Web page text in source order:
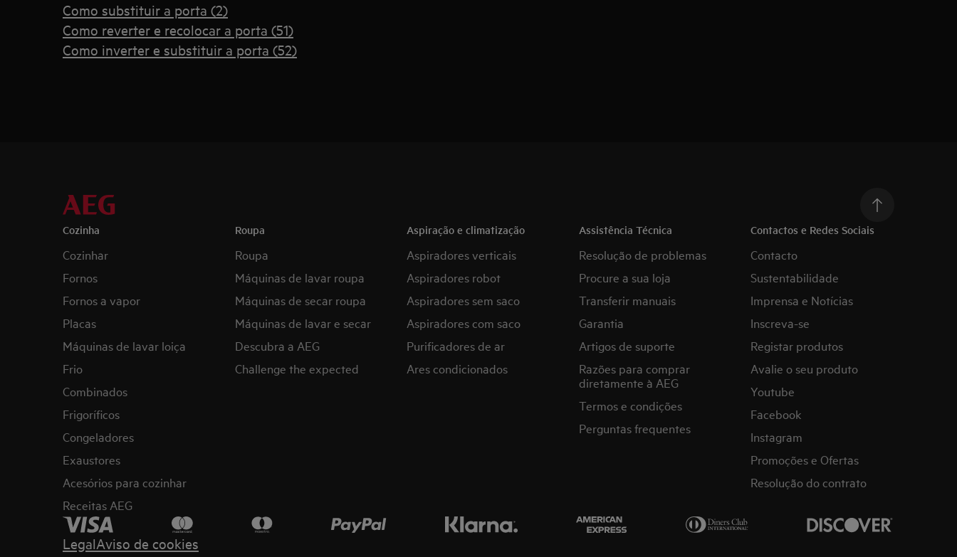
Como substituir a porta (2)
Como reverter e recolocar a porta (51)
Como inverter e substituir a porta (52)
Cozinha
Cozinhar
Fornos
Fornos a vapor
Placas
Máquinas de lavar loiça
Frio
Combinados
Frigoríficos
Congeladores
Exaustores
Acesórios para cozinhar
Receitas AEG
Roupa
Roupa
Máquinas de lavar roupa
Máquinas de secar roupa
Máquinas de lavar e secar
Descubra a AEG
Challenge the expected
Aspiração e climatização
Aspiradores verticais
Aspiradores robot
Aspiradores sem saco
Aspiradores com saco
Purificadores de ar
Ares condicionados
Assistência Técnica
Resolução de problemas
Procure a sua loja
Transferir manuais
Garantia
Artigos de suporte
Razões para comprar
diretamente à AEG
Termos e condições
Perguntas frequentes
Contactos e Redes Sociais
Contacto
Sustentabilidade
Imprensa e Notícias
Inscreva-se
Registar produtos
Avalie o seu produto
Youtube
Facebook
Instagram
Promoções e Ofertas
Resolução do contrato
LegalAviso de cookies